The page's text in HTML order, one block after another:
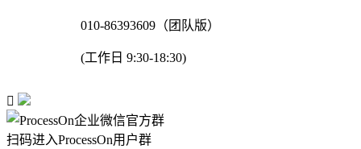
010-86393609（团队版）
(工作日 9:30-18:30)

扫码进入ProcessOn用户群